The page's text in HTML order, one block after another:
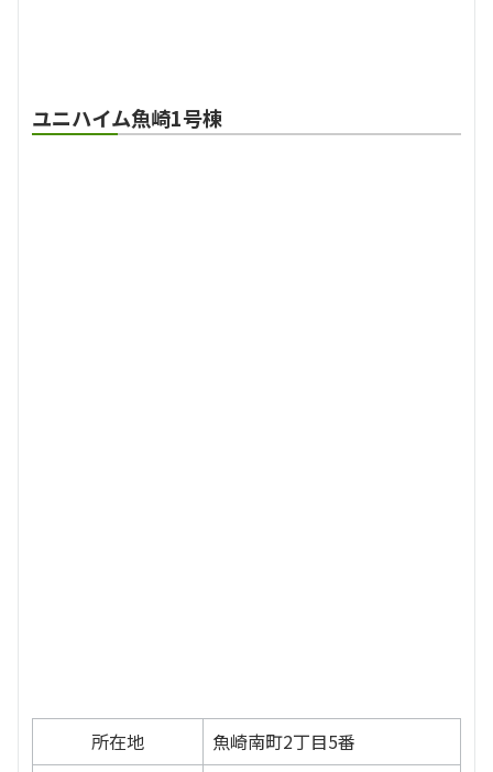
ユニハイム魚崎1号棟
所在地
魚崎南町2丁目5番